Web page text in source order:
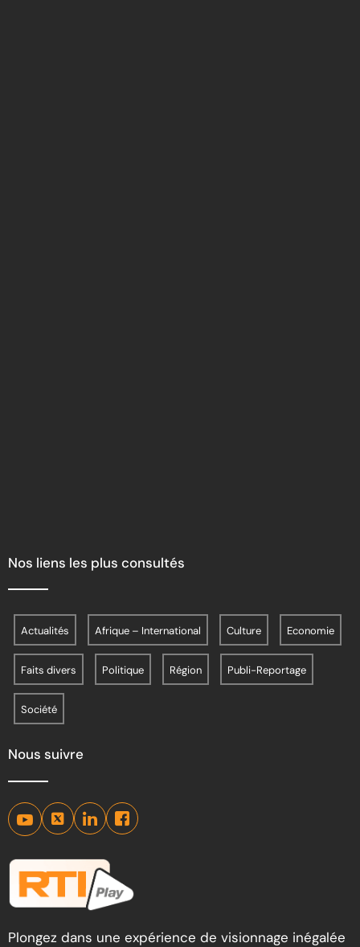
Nos liens les plus consultés
Actualités Afrique – International Culture Economie
Faits divers Politique Région Publi-Reportage
Société
Nous suivre
Plongez dans une expérience de visionnage inégalée